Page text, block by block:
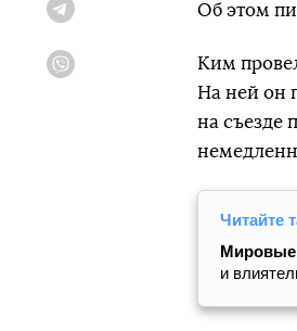
Об этом
Ким
На ней он
на съезде
Читайте
Мировые
и